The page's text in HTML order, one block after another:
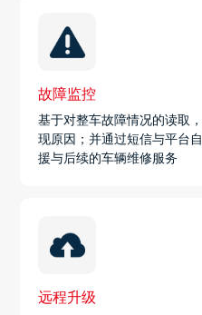
故障监控
基于对整车故障情况的读取
现原因；并通过短信与平台
援与后续的车辆维修服务
远程升级